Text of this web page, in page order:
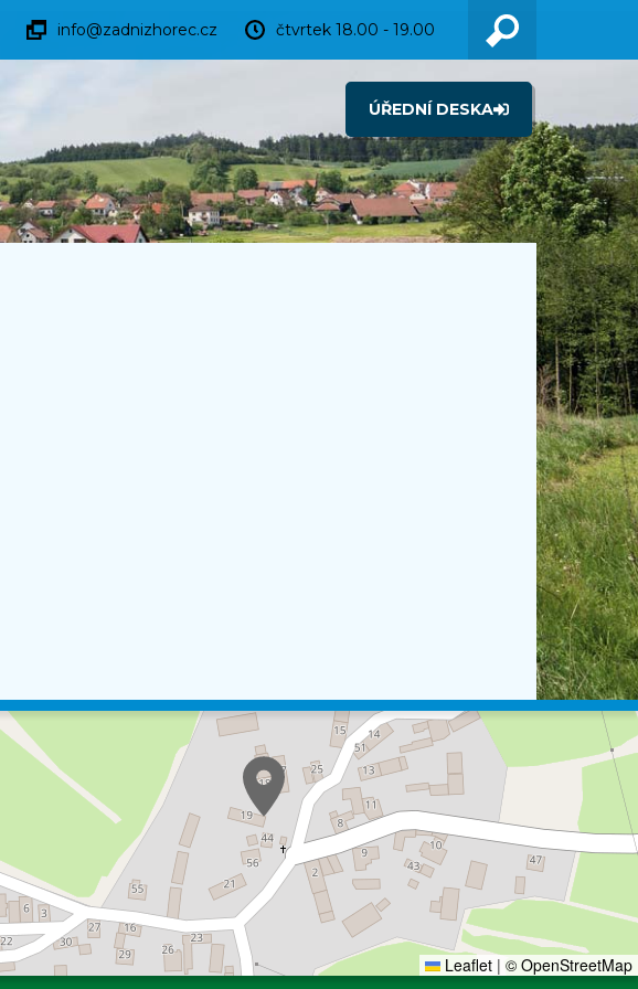
info@zadnizhorec.cz čtvrtek 18.00 - 19.00
ÚŘEDNÍ DESKA
Leaflet | © OpenStreetMap